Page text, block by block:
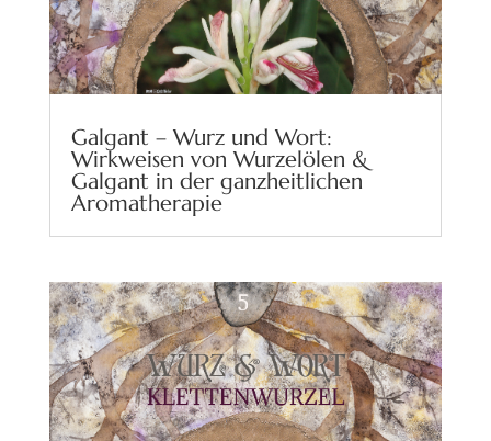
Galgant – Wurz und Wort:
Wirkweisen von Wurzelölen &
Galgant in der ganzheitlichen
Aromatherapie